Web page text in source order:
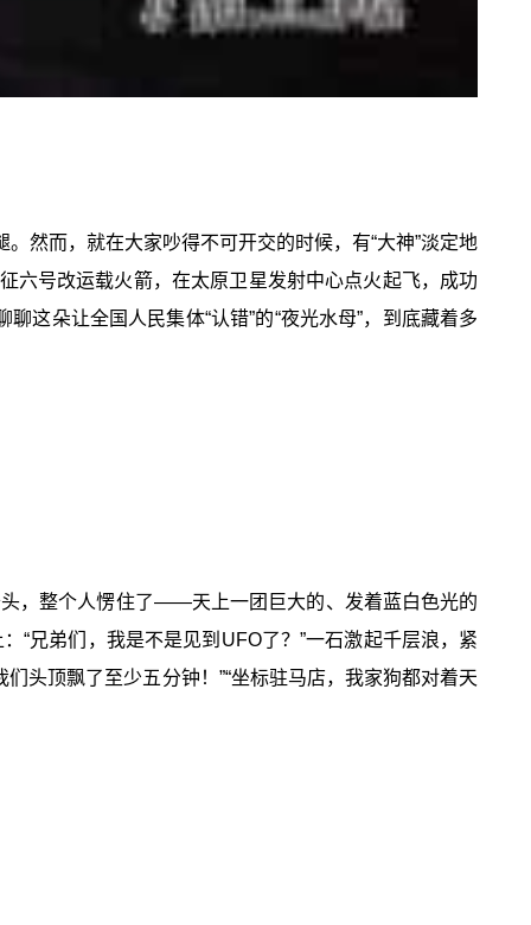
然而，就在大家吵得不可开交的时候，有“大神”淡定地
六号改运载火箭，在太原卫星发射中心点火起飞，成功
这朵让全国人民集体“认错”的“夜光水母”，到底藏着多
，整个人愣住了——天上一团巨大的、发着蓝白色光的
“兄弟们，我是不是见到UFO了？”一石激起千层浪，紧
头顶飘了至少五分钟！”“坐标驻马店，我家狗都对着天